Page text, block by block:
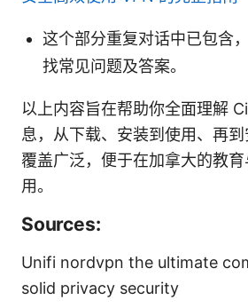
这个部分重复对话中已包含
找常见问题及答案。
以上内容旨在帮助你全面理解
息，从下载、安装到使用、再到
覆盖广泛，便于在加拿大的教
用。
Sources:
Unifi nordvpn the ultimate
solid privacy security